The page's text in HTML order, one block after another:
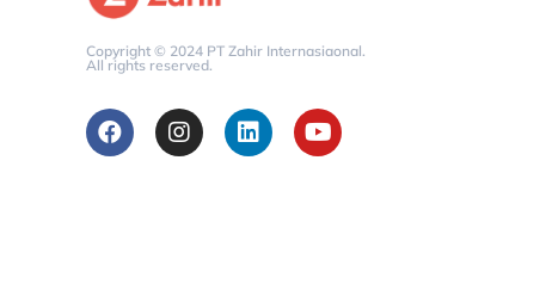
Copyright © 2024 PT Zahir Internasiaonal.
All rights reserved.